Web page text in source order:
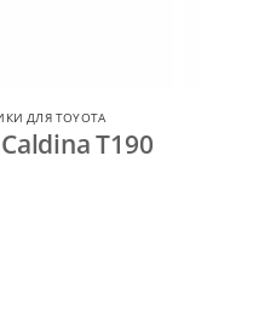
ДЛЯ TOYOTA
T190